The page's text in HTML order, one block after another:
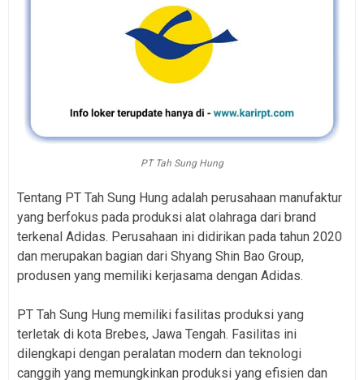
PT Tah Sung Hung
Tentang PT Tah Sung Hung adalah perusahaan manufaktur
yang berfokus pada produksi alat olahraga dari brand
terkenal Adidas. Perusahaan ini didirikan pada tahun 2020
dan merupakan bagian dari Shyang Shin Bao Group,
produsen yang memiliki kerjasama dengan Adidas.
PT Tah Sung Hung memiliki fasilitas produksi yang
terletak di kota Brebes, Jawa Tengah. Fasilitas ini
dilengkapi dengan peralatan modern dan teknologi
canggih yang memungkinkan produksi yang efisien dan